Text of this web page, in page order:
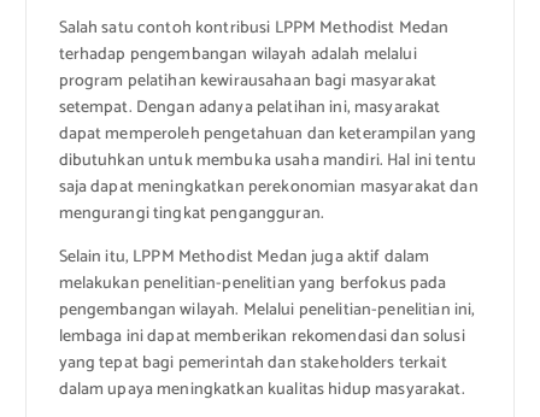
Salah satu contoh kontribusi LPPM Methodist Medan
terhadap pengembangan wilayah adalah melalui
program pelatihan kewirausahaan bagi masyarakat
setempat. Dengan adanya pelatihan ini, masyarakat
dapat memperoleh pengetahuan dan keterampilan yang
dibutuhkan untuk membuka usaha mandiri. Hal ini tentu
saja dapat meningkatkan perekonomian masyarakat dan
mengurangi tingkat pengangguran.
Selain itu, LPPM Methodist Medan juga aktif dalam
melakukan penelitian-penelitian yang berfokus pada
pengembangan wilayah. Melalui penelitian-penelitian ini,
lembaga ini dapat memberikan rekomendasi dan solusi
yang tepat bagi pemerintah dan stakeholders terkait
dalam upaya meningkatkan kualitas hidup masyarakat.